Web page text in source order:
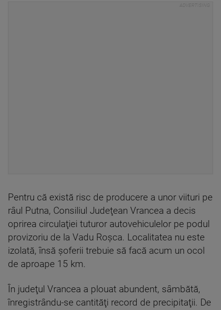
Pentru că există risc de producere a unor viituri pe
râul Putna, Consiliul Judeţean Vrancea a decis
oprirea circulaţiei tuturor autovehiculelor pe podul
provizoriu de la Vadu Roşca. Localitatea nu este
izolată, însă şoferii trebuie să facă acum un ocol
de aproape 15 km.
În judeţul Vrancea a plouat abundent, sâmbătă,
înregistrându-se cantităţi record de precipitaţii. De